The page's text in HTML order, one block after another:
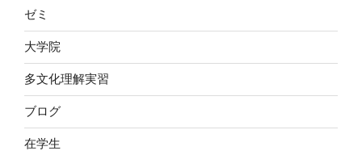
ゼミ
大学院
多文化理解実習
ブログ
在学生